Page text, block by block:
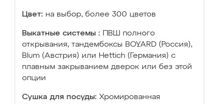
Цвет: на выбор, более 300 цветов
Выкатные системы :
ПВШ полного
открывания, тандембоксы BOYARD (Россия),
Blum (Австрия) или Hettich (Германия) с
плавным закрыванием дверок или без этой
опции
Сушка для посуды: Хромированная